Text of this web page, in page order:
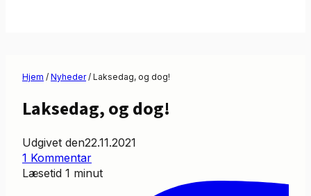
Hjem / Nyheder / Laksedag, og dog!
Laksedag, og dog!
Udgivet den22.11.2021
1 Kommentar
Læsetid 1 minut